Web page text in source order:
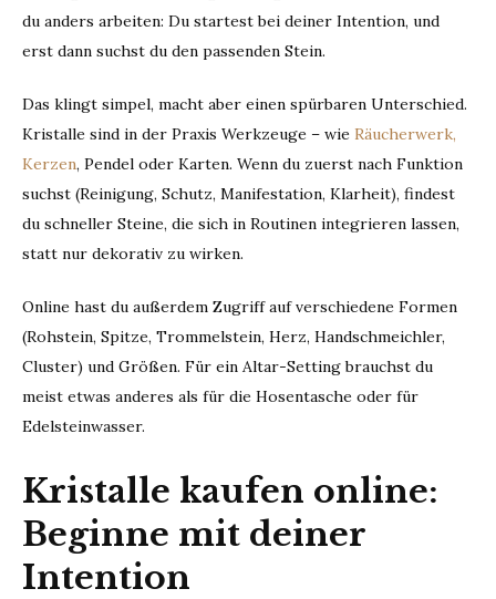
du anders arbeiten: Du startest bei deiner Intention, und
erst dann suchst du den passenden Stein.
Das klingt simpel, macht aber einen spürbaren Unterschied.
Kristalle sind in der Praxis Werkzeuge – wie Räucherwerk,
Kerzen, Pendel oder Karten. Wenn du zuerst nach Funktion
suchst (Reinigung, Schutz, Manifestation, Klarheit), findest
du schneller Steine, die sich in Routinen integrieren lassen,
statt nur dekorativ zu wirken.
Online hast du außerdem Zugriff auf verschiedene Formen
(Rohstein, Spitze, Trommelstein, Herz, Handschmeichler,
Cluster) und Größen. Für ein Altar-Setting brauchst du
meist etwas anderes als für die Hosentasche oder für
Edelsteinwasser.
Kristalle kaufen online:
Beginne mit deiner
Intention